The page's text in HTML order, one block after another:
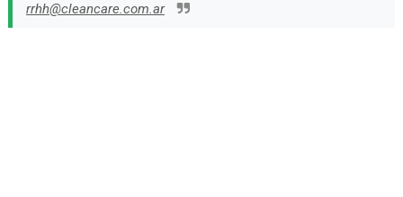
rrhh@cleancare.com.ar